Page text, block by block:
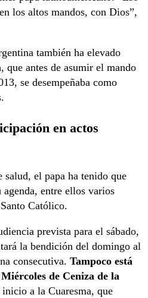
los altos mandos, con Dios”,
también ha elevado
que antes de asumir el mando
se desempeñaba como
en actos
salud, el papa ha tenido que
entre ellos varios
Católico.
prevista para el sábado,
la bendición del domingo al
consecutiva. Tampoco está
de Ceniza de la
inicio a la Cuaresma, que